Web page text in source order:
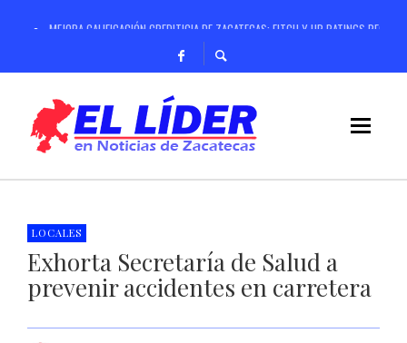
MEJORA CALIFICACIÓN CREDITICIA DE ZACATECAS; FITCH Y HR RATINGS
ANUNCIA GOBERNADOR DAVID MONREAL CAMPAÑA ESTATAL PARA PREVENIR Y
OPERACIÓN RASTRILLO DEBILITA ESTRUCTURAS CRIMINALES; ASEGURAN
REALIZARÁ GOBIERNO DE ZACATECAS CURSO DE VERANO PARA NIÑAS, NIÑOS Y
ANTE MÁS DE 4 MIL PRODUCTORES Y GANADEROS, ANUNCIA GOBERNADOR
CON REDUCCIÓN DE 97% EN HOMICIDIOS, HOY NO PRIVA LA IMPUNIDAD EN
LOCALES
Exhorta Secretaría de Salud a
prevenir accidentes en carretera